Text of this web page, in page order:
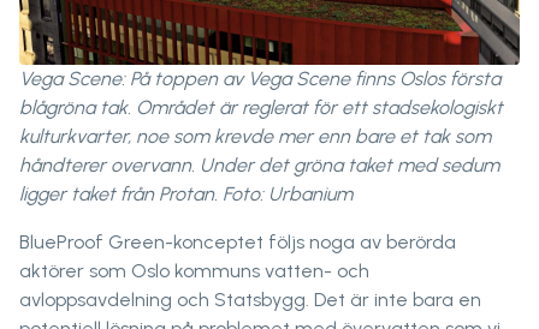
Vega Scene: På toppen av Vega Scene finns Oslos första
blågröna tak. Området är reglerat för ett stadsekologiskt
kulturkvarter, noe som krevde mer enn bare et tak som
håndterer overvann. Under det gröna taket med sedum
ligger taket från Protan. Foto: Urbanium
BlueProof Green-konceptet följs noga av berörda
aktörer som Oslo kommuns vatten- och
avloppsavdelning och Statsbygg. Det är inte bara en